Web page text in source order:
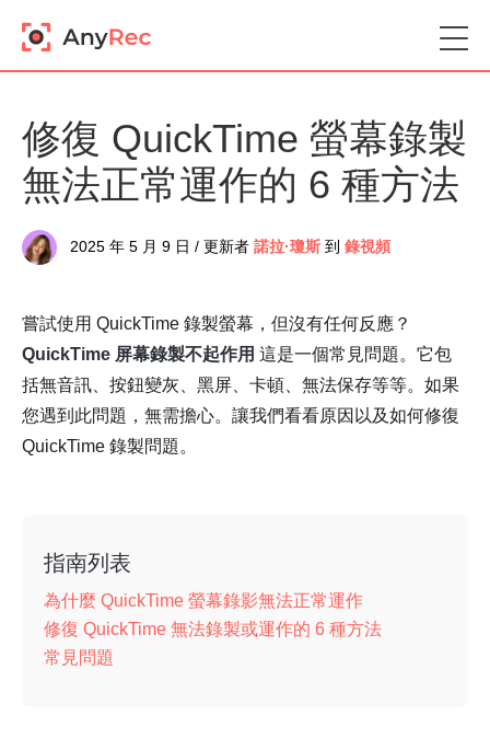
修復 QuickTime 螢幕錄製
無法正常運作的 6 種方法
2025 年 5 月 9 日 / 更新者 諾拉·瓊斯 到 錄視頻
嘗試使用 QuickTime 錄製螢幕，但沒有任何反應？
QuickTime 屏幕錄製不起作用 這是一個常見問題。它包
括無音訊、按鈕變灰、黑屏、卡頓、無法保存等等。如果
您遇到此問題，無需擔心。讓我們看看原因以及如何修復
QuickTime 錄製問題。
指南列表
為什麼 QuickTime 螢幕錄影無法正常運作
修復 QuickTime 無法錄製或運作的 6 種方法
常見問題